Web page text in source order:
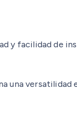
y facilidad de
una